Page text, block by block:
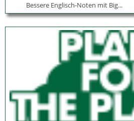
Bessere Englisch-Noten mit Big...